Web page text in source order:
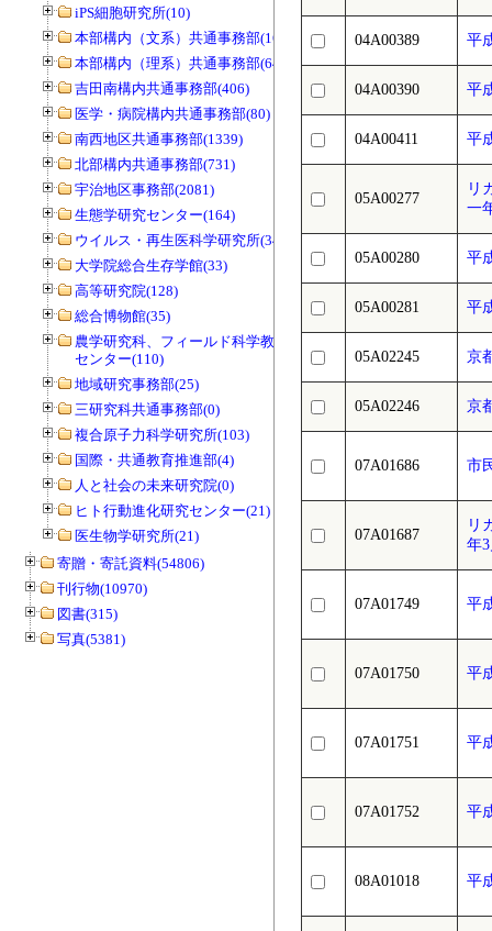
iPS細胞研究所(10)
本部構内（文系）共通事務部(165)
本部構内（理系）共通事務部(646)
吉田南構内共通事務部(406)
医学・病院構内共通事務部(80)
南西地区共通事務部(1339)
北部構内共通事務部(731)
宇治地区事務部(2081)
生態学研究センター(164)
ウイルス・再生医科学研究所(34)
大学院総合生存学館(33)
高等研究院(128)
総合博物館(35)
農学研究科、フィールド科学教育研究
センター(110)
地域研究事務部(25)
三研究科共通事務部(0)
複合原子力科学研究所(103)
国際・共通教育推進部(4)
人と社会の未来研究院(0)
ヒト行動進化研究センター(21)
医生物学研究所(21)
寄贈・寄託資料(54806)
刊行物(10970)
図書(315)
写真(5381)
04A00389 平
04A00390 平
04A00411 平
05A00277
リ
一
05A00280 平
05A00281 平
05A02245 京
05A02246 京
07A01686 市
07A01687
リ
年
07A01749 平
07A01750 平
07A01751 平
07A01752 平
08A01018 平